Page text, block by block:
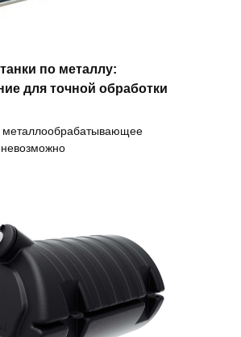
по металлу:
для точной обработки
невозможно